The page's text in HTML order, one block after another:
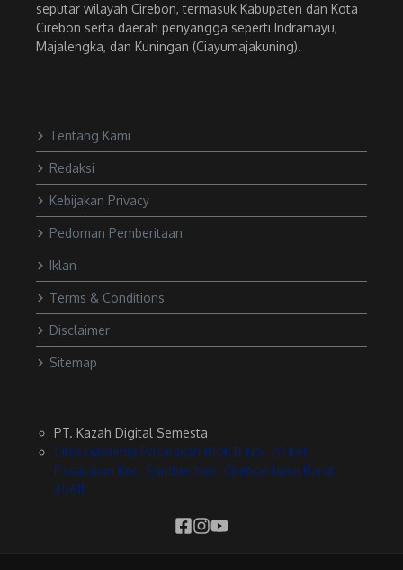
seputar wilayah Cirebon, termasuk Kabupaten dan Kota
Cirebon serta daerah penyangga seperti Indramayu,
Majalengka, dan Kuningan (Ciayumajakuning).
Tentang Kami
Redaksi
Kebijakan Privacy
Pedoman Pemberitaan
Iklan
Terms & Conditions
Disclaimer
Sitemap
PT. Kazah Digital Semesta
Citra Gardenia Pasalakan Blok B No. 20 Kel
Pasalakan Kec. Sumber Kab. Cirebon Jawa Barat
45611